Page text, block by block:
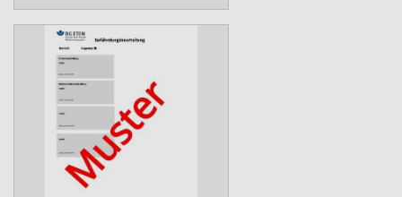
Glänzen im
Elektrolytautomaten,
Reinigen von Metallgerüsten,
Umgang mit flüssigem
Methylmethanacrylat,
Desinfizierung von
Abformungen und
zahntechnischen
Werkstücken, Hand-Arm-